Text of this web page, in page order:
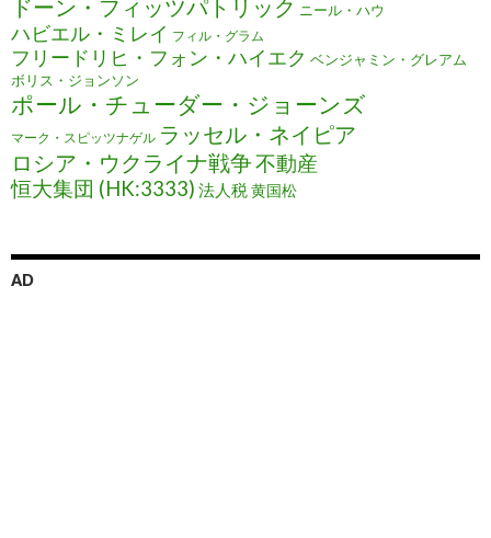
ドーン・フィッツパトリック ニール・ハウ
ハビエル・ミレイ フィル・グラム
フリードリヒ・フォン・ハイエク ベンジャミン・グレアム
ボリス・ジョンソン
ポール・チューダー・ジョーンズ
マーク・スピッツナゲル ラッセル・ネイピア
ロシア・ウクライナ戦争不動産
恒大集団 (HK:3333) 法人税黄国松
AD